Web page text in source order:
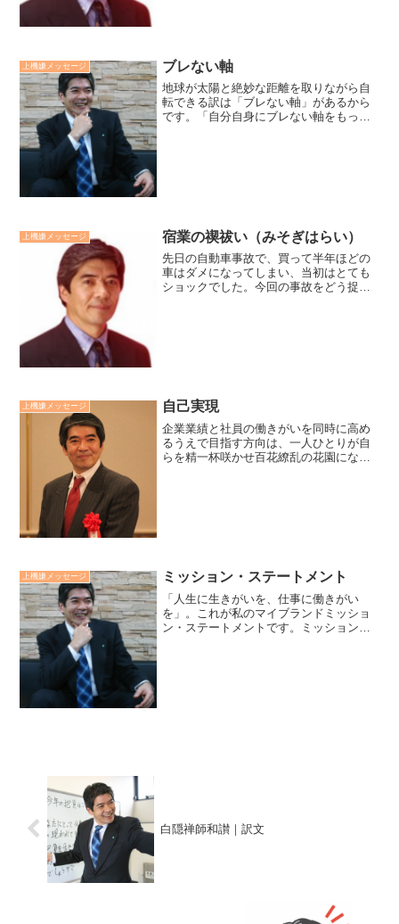
上機嫌メッセージ ブレない軸
地球が太陽と絶妙な距離を取りながら自
転できる訳は「ブレない軸」があるから
です。「自分自身にブレない軸をもって
上機嫌メッセージ 宿業の禊祓い（みそぎはらい）
先日の自動車事故で、買って半年ほどの
車はダメになってしまい、当初はとても
ショックでした。今回の事故をどう捉え
上機嫌メッセージ 自己実現
企業業績と社員の働きがいを同時に高め
るうえで目指す方向は、一人ひとりが自
らを精一杯咲かせ百花繚乱の花園になっ
上機嫌メッセージ ミッション・ステートメント
「人生に生きがいを、仕事に働きがい
を」。これが私のマイブランドミッショ
ン・ステートメントです。ミッション・
白隠禅師和讃｜訳文